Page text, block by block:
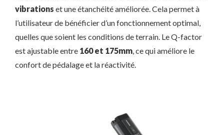
vibrations et une étanchéité améliorée. Cela permet à
l’utilisateur de bénéficier d’un fonctionnement optimal,
quelles que soient les conditions de terrain. Le Q-factor
est ajustable entre 160 et 175mm, ce qui améliore le
confort de pédalage et la réactivité.